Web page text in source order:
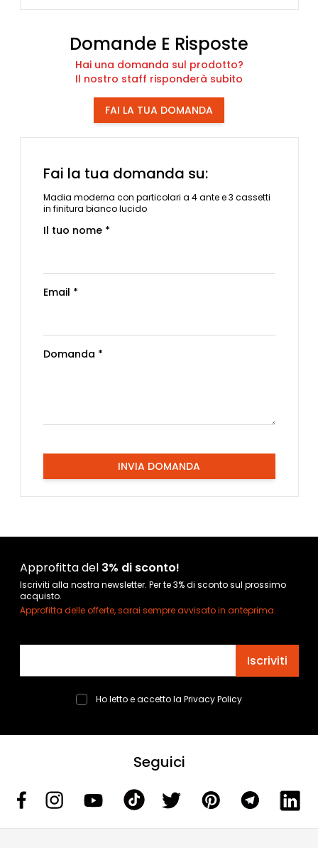
Domande E Risposte
Hai una domanda sul prodotto?
Il nostro staff risponderà subito
FAI LA TUA DOMANDA
Fai la tua domanda su:
Madia moderna con particolari a 4 ante e 3 cassetti
in finitura bianco lucido
Il tuo nome *
Email *
Domanda *
INVIA DOMANDA
Approfitta del 3% di sconto!
Iscriviti alla nostra newsletter. Per te 3% di sconto sul prossimo
acquisto.
Approfitta delle offerte, sarai sempre avvisato in anteprima.
Iscriviti
Ho letto e accetto la Privacy Policy
Seguici